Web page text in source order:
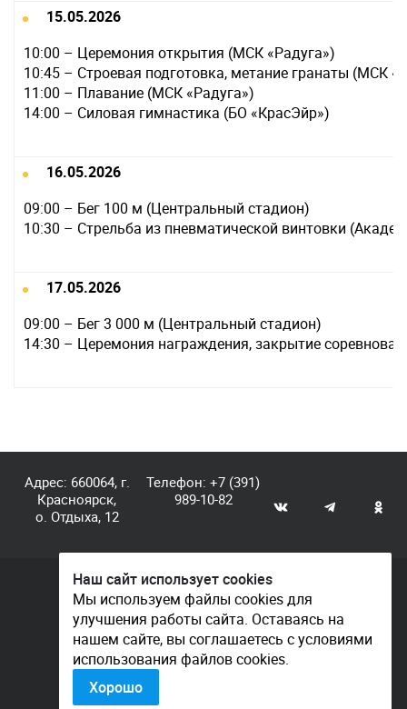
15.05.2026
10:00 – Церемония открытия (МСК «Радуга»)
10:45 – Строевая подготовка, метание гранаты (МСК
11:00 – Плавание (МСК «Радуга»)
14:00 – Силовая гимнастика (БО «КрасЭйр»)
16.05.2026
09:00 – Бег 100 м (Центральный стадион)
10:30 – Стрельба из пневматической винтовки
17.05.2026
09:00 – Бег 3 000 м (Центральный стадион)
14:30 – Церемония награждения, закрытие
Адрес: 660064, г.
Красноярск,
о. Отдыха, 12
Телефон:+7 (391)
989-10-82
© КГАУ «Центр спортивной подготовки», 2026
Документы
Политика конфиденциальности
Контакты
Наш сайт использует cookies
Мы используем файлы cookies для
улучшения работы сайта. Оставаясь на
нашем сайте, вы соглашаетесь с условиями
использования файлов cookies.
Хорошо